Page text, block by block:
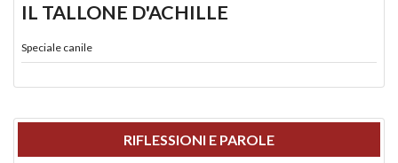
IL TALLONE D'ACHILLE
Speciale canile
RIFLESSIONI E PAROLE